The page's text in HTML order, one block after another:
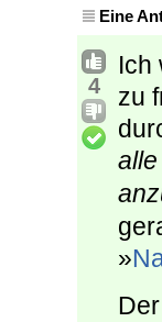
Eine
4
Ich
zu
»